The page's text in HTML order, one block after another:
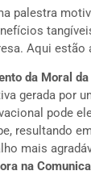
palestra
Aqui estão
da Moral da
gerada por
pode
resultando
mais
na